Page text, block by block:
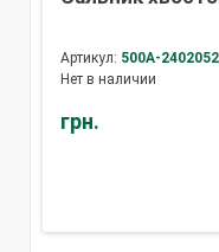
Артикул: 500А-2402052
Нет в наличии
грн.